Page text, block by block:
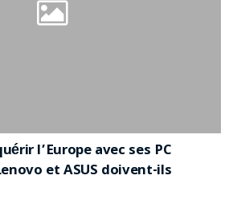
l’Europe avec ses PC
et ASUS doivent-ils